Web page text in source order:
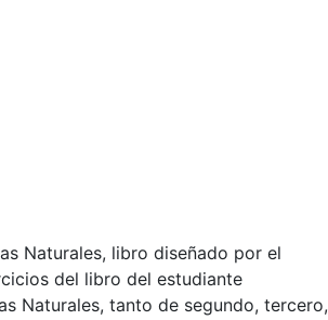
Naturales, libro diseñado por el
del libro del estudiante
Naturales, tanto de segundo, tercero,